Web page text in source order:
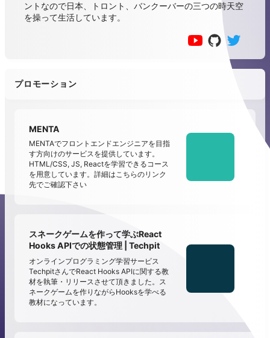
ントなので日本、トロント、バンクーバーの三つの時天空
を操って生活しています。
プロモーション
MENTA
MENTAでフロントエンドエンジニアを目指
す方向けのサービスを提供しています。
HTML/CSS, JS, Reactを学習できるコース
を用意しています。詳細はこちらのリンク
先でご確認下さい
スネークゲームを作って学ぶReact
Hooks APIでの状態管理 | Techpit
オンラインプログラミング学習サービス
TechpitさんでReact Hooks APIに関する教
材を執筆・リリースさせて頂きました。ス
ネークゲームを作りながらHooksを学べる
教材になっています。